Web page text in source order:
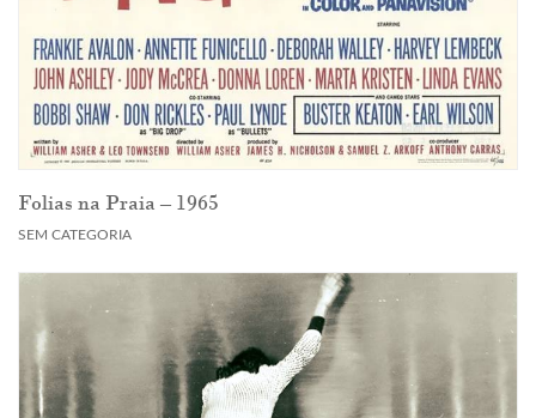
Folias na Praia – 1965
SEM CATEGORIA